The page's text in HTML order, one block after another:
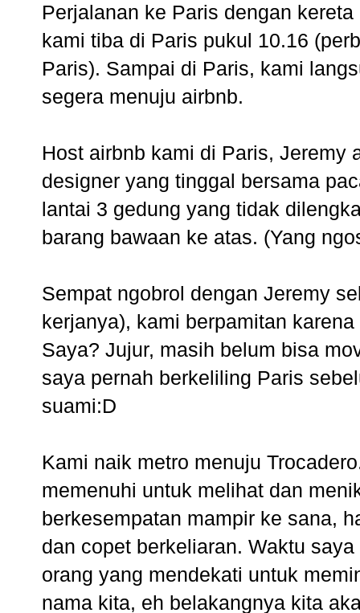
Perjalanan ke Paris dengan
kami tiba di Paris pukul 10.16
Paris). Sampai di Paris, kami
segera menuju airbnb.
Host airbnb kami di Paris, Jeremy
designer yang tinggal bersama
lantai 3 gedung yang tidak
barang bawaan ke atas. (Yang
Sempat ngobrol dengan Jeremy
kerjanya), kami berpamitan
Saya? Jujur, masih belum bisa
saya pernah berkeliling Paris
suami:D
Kami naik metro menuju
memenuhi untuk melihat dan
berkesempatan mampir ke sana,
dan copet berkeliaran. Waktu
orang yang mendekati untuk
nama kita, eh belakangnya kita